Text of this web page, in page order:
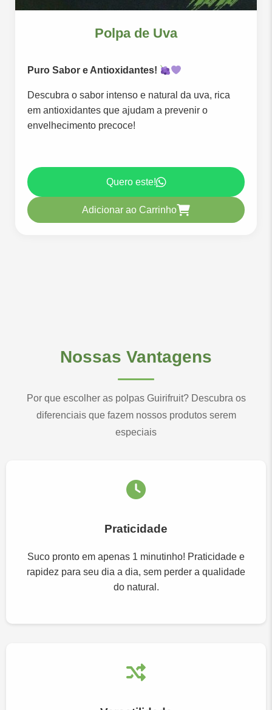
Polpa de Uva
Puro Sabor e Antioxidantes!
Descubra o sabor intenso e natural da uva, rica
em antioxidantes que ajudam a prevenir o
envelhecimento precoce!
Quero este!
Adicionar ao Carrinho
Nossas Vantagens
Por que escolher as polpas Guirifruit? Descubra os
diferenciais que fazem nossos produtos serem
especiais
Praticidade
Suco pronto em apenas 1 minutinho! Praticidade e
rapidez para seu dia a dia, sem perder a qualidade
do natural.